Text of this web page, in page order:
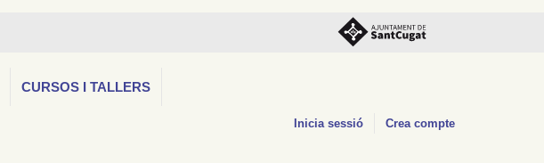
CURSOS I TALLERS
Inicia sessió Crea compte